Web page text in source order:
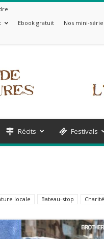
Ebook gratuit Nos mini-
Récits Festivals
locale Bateau-stop Charité